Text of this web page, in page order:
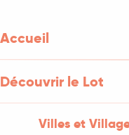
Accueil
Découvrir le Lot
Villes et
Marival : Visite du